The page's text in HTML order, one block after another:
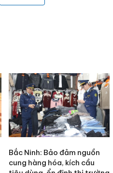
Bắc Ninh: Bảo đảm nguồn
cung hàng hóa, kích cầu